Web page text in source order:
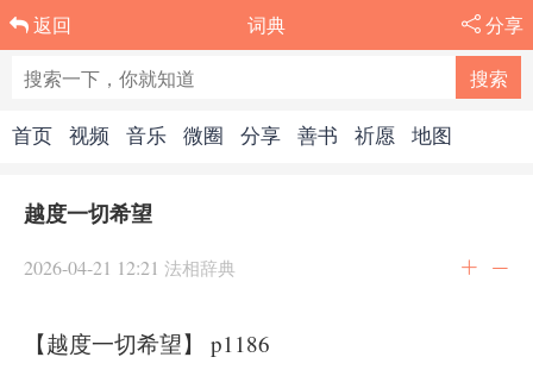
返回 词典 分享
首页 视频 音乐 微圈 分享 善书 祈愿 地图
越度一切希望
2026-04-21 12:21 法相辞典
【越度一切希望】 p1186